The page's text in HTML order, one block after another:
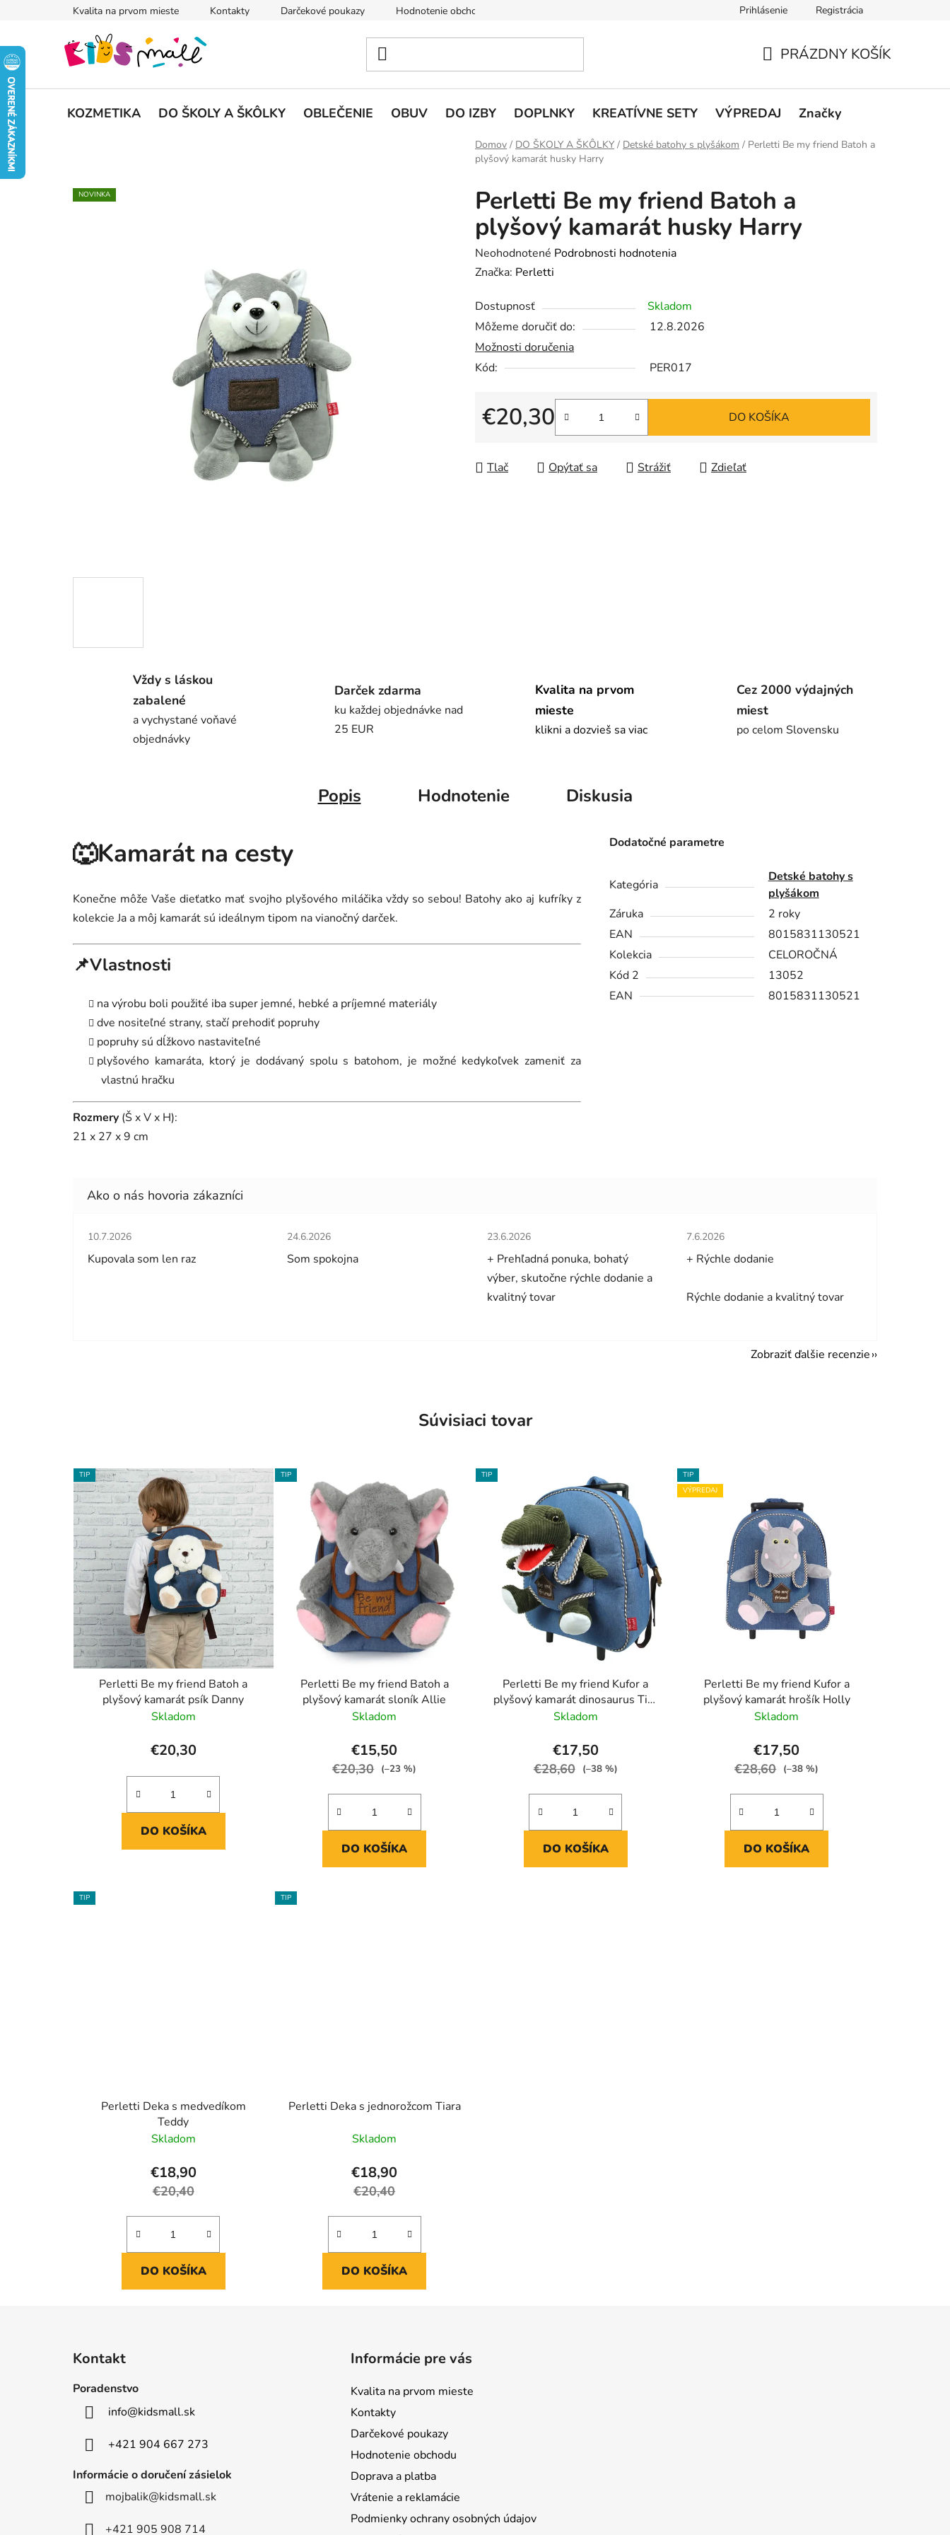
Kvalita na prvom mieste Kontakty Darčekové poukazy Hodnotenie obchodu Podmienky ochrany osobných údajov
Prihlásenie Registrácia
KOŠÍK
PRÁZDNY KOŠÍK
KOZMETIKA DO ŠKOLY A ŠKÔLKY OBLEČENIE OBUV DO IZBY DOPLNKY KREATÍVNE SETY VÝPREDAJ Značky
Domov / DO ŠKOLY A ŠKÔLKY / Detské batohy s plyšákom / Perletti Be my friend Batoh a
plyšový kamarát husky Harry
Perletti Be my friend Batoh a
plyšový kamarát husky Harry
Priemerné
hodnotenie
je
0,0
z
5
Neohodnotené Podrobnosti hodnotenia
Značka: Perletti
Dostupnosť
Skladom
Môžeme doručiť do:
12.8.2026
Možnosti doručenia
Kód:
PER017
€20,30
Jednotková cena:
DO KOŠÍKA
Tlač Opýtať sa Strážiť Zdieľať
NOVINKA
Vždy s láskou
zabalené
a vychystané voňavé
objednávky
Darček zdarma
ku každej objednávke nad
25 EUR
Kvalita na prvom
mieste
klikni a dozvieš sa viac
Cez 2000 výdajných
miest
po celom Slovensku
Popis Hodnotenie Diskusia
🐺Kamarát na cesty
Konečne môže Vaše dieťatko mať svojho plyšového miláčika vždy so sebou! Batohy ako aj kufríky z
kolekcie Ja a môj kamarát sú ideálnym tipom na vianočný darček.
📌Vlastnosti
na výrobu boli použité iba super jemné, hebké a príjemné materiály
dve nositeľné strany, stačí prehodiť popruhy
popruhy sú dĺžkovo nastaviteľné
plyšového kamaráta, ktorý je dodávaný spolu s batohom, je možné kedykoľvek zameniť za
vlastnú hračku
Rozmery (Š x V x H):
21 x 27 x 9 cm
Dodatočné parametre
Kategória
Detské batohy s
plyšákom
Záruka
2 roky
EAN
8015831130521
Kolekcia
CELOROČNÁ
Kód 2
13052
EAN
8015831130521
Hodnotenie obchodu je 5 z 5 hviezdičiek.
10.7.2026
Kupovala som len raz
Hodnotenie obchodu je 5 z 5 hviezdičiek.
24.6.2026
Som spokojna
Hodnotenie obchodu je 5 z 5 hviezdičiek.
23.6.2026
+ Prehľadná ponuka, bohatý
výber, skutočne rýchle dodanie a
kvalitný tovar
Hodnotenie obchodu je 5 z 5 hviezdičiek.
7.6.2026
+ Rýchle dodanie
Rýchle dodanie a kvalitný tovar
Zobraziť ďalšie recenzie
Súvisiaci tovar
TIP
Perletti Be my friend Batoh a
plyšový kamarát psík Danny
Skladom
€20,30
DO KOŠÍKA
TIP
Perletti Be my friend Batoh a
plyšový kamarát sloník Allie
Skladom
€15,50
€20,30 (–23 %)
DO KOŠÍKA
TIP
Perletti Be my friend Kufor a
plyšový kamarát dinosaurus Tim
Rex
Skladom
€17,50
€28,60 (–38 %)
DO KOŠÍKA
TIP
VÝPREDAJ
Perletti Be my friend Kufor a
plyšový kamarát hrošík Holly
Skladom
€17,50
€28,60 (–38 %)
DO KOŠÍKA
TIP
Perletti Deka s medvedíkom
Teddy
Skladom
€18,90
€20,40
DO KOŠÍKA
TIP
Perletti Deka s jednorožcom Tiara
Skladom
€18,90
€20,40
DO KOŠÍKA
Kontakt
Poradenstvo
info@kidsmall.sk
+421 904 667 273
Informácie o doručení zásielok
mojbalik@kidsmall.sk
+421 905 908 714
Informácie pre vás
Kvalita na prvom mieste
Kontakty
Darčekové poukazy
Hodnotenie obchodu
Doprava a platba
Vrátenie a reklamácie
Podmienky ochrany osobných údajov